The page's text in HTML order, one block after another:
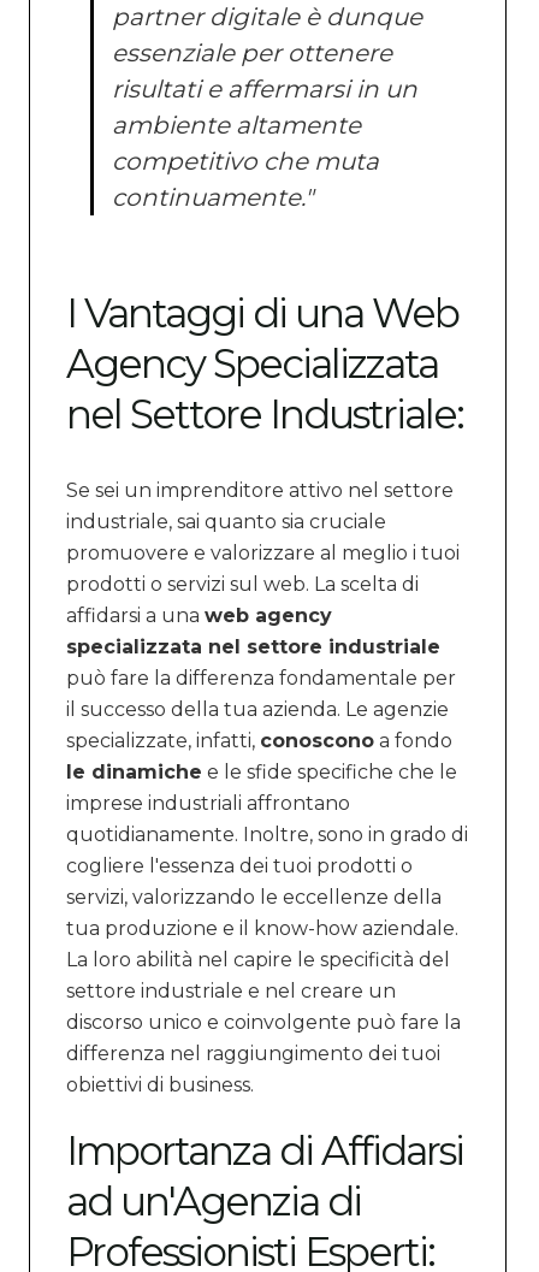
partner digitale è dunque
essenziale per ottenere
risultati e affermarsi in un
ambiente altamente
competitivo che muta
continuamente."
I Vantaggi di una Web
Agency Specializzata
nel Settore Industriale:
Se sei un imprenditore attivo nel settore
industriale, sai quanto sia cruciale
promuovere e valorizzare al meglio i tuoi
prodotti o servizi sul web. La scelta di
affidarsi a una web agency
specializzata nel settore industriale
può fare la differenza fondamentale per
il successo della tua azienda. Le agenzie
specializzate, infatti, conoscono a fondo
le dinamiche e le sfide specifiche che le
imprese industriali affrontano
quotidianamente. Inoltre, sono in grado di
cogliere l'essenza dei tuoi prodotti o
servizi, valorizzando le eccellenze della
tua produzione e il know-how aziendale.
La loro abilità nel capire le specificità del
settore industriale e nel creare un
discorso unico e coinvolgente può fare la
differenza nel raggiungimento dei tuoi
obiettivi di business.
Importanza di Affidarsi
ad un'Agenzia di
Professionisti Esperti: